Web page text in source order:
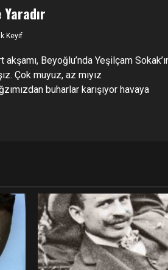
Keyif
Beyoğlu’nda Yeşilçam
Çok muyuz, az mıyız
buharlar karışıyor havaya